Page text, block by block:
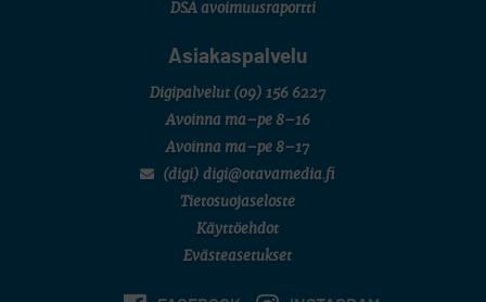
DSA avoimuusraportti
Asiakaspalvelu
Digipalvelut (09) 156 6227
Avoinna ma–pe 8–16
Avoinna ma–pe 8–17
(digi) digi@otavamedia.fi
Tietosuojaseloste
Käyttöehdot
Evästeasetukset